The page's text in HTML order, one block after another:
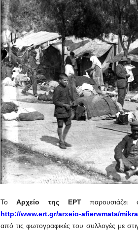
ΤοΑρχείο της ΕΡΤπαρουσιάζει
http://www.ert.gr/arxeio-afierwmata/
από τις φωτογραφικές του συλλογές με